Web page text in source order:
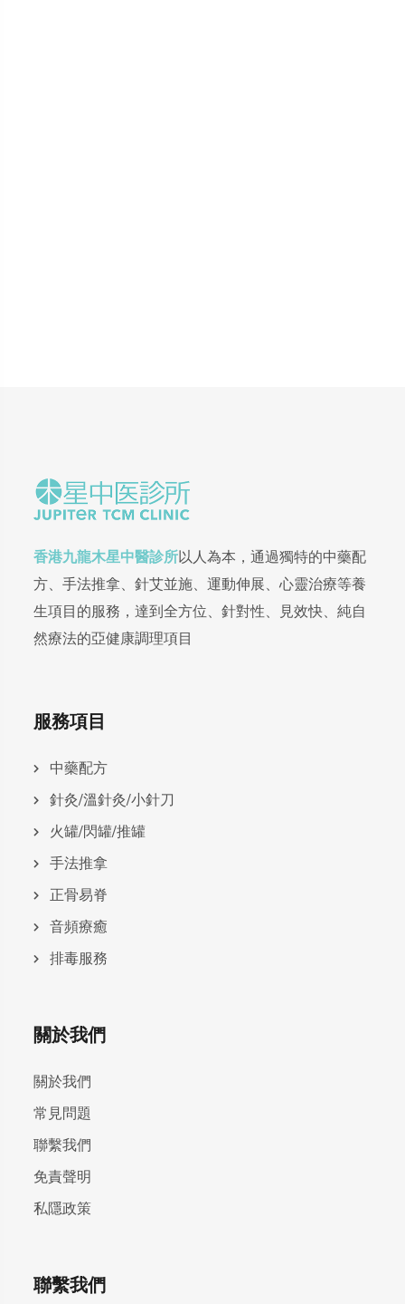
香港九龍木星中醫診所以人為本，通過獨特的中藥配
方、手法推拿、針艾並施、運動伸展、心靈治療等養
生項目的服務，達到全方位、針對性、見效快、純自
然療法的亞健康調理項目
服務項目
中藥配方
針灸/溫針灸/小針刀
火罐/閃罐/推罐
手法推拿
正骨易脊
⾳頻療癒
排毒服務
關於我們
關於我們
常見問題
聯繫我們
免責聲明
私隱政策
聯繫我們